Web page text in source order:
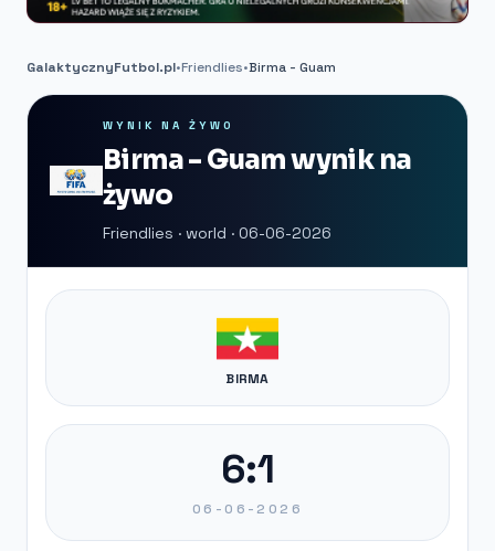
GalaktycznyFutbol.pl•Friendlies•Birma - Guam
WYNIK NA ŻYWO
Birma - Guam wynik na
żywo
Friendlies · world · 06-06-2026
BIRMA
6:1
06-06-2026